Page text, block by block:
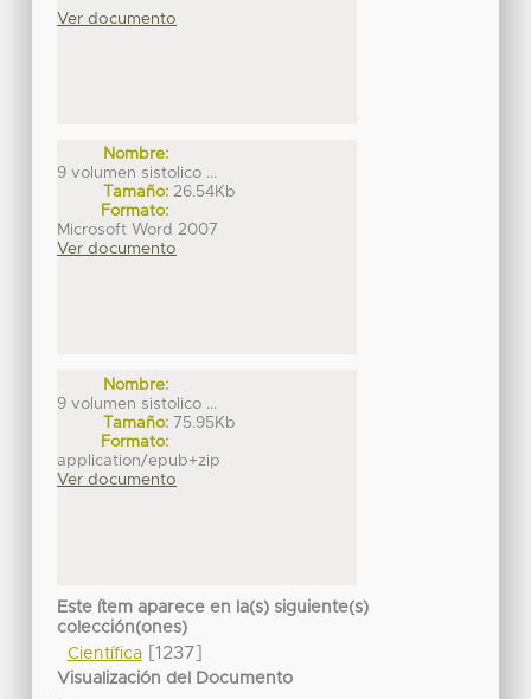
Ver documento
Nombre:
9 volumen sistolico ...
Tamaño: 26.54Kb
Formato:
Microsoft Word 2007
Ver documento
Nombre:
9 volumen sistolico ...
Tamaño: 75.95Kb
Formato:
application/epub+zip
Ver documento
Este ítem aparece en la(s) siguiente(s)
colección(ones)
Científica[1237]
Visualización del Documento